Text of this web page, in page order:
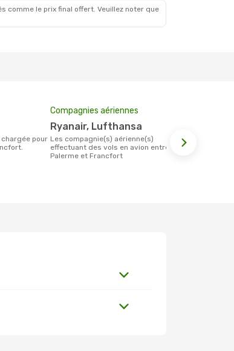
comme le prix final offert. Veuillez noter que
Compagnies aériennes
Ryanair, Lufthansa
Les compagnie(s) aérienne(s)
effectuant des vols en avion entre
Palerme et Francfort